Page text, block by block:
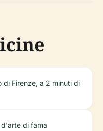
di Firenze, a 2 minuti di
d'arte di fama